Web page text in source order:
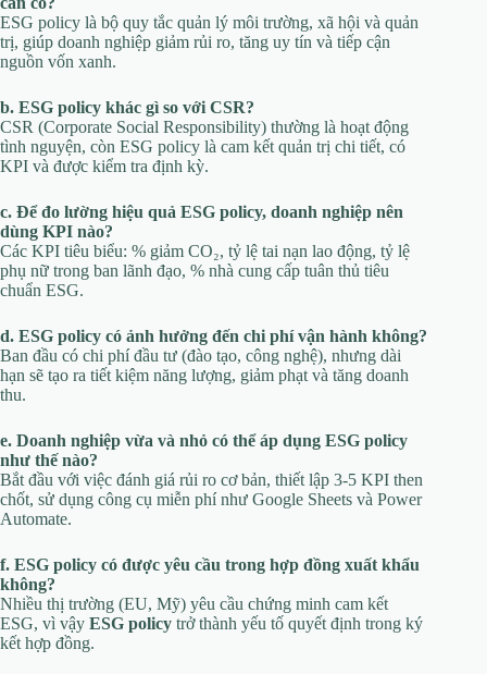
ESG policy là bộ quy tắc quản lý môi trường, xã hội và quản
trị, giúp doanh nghiệp giảm rủi ro, tăng uy tín và tiếp cận
nguồn vốn xanh.
b. ESG policy khác gì so với CSR?
CSR (Corporate Social Responsibility) thường là hoạt động
tình nguyện, còn ESG policy là cam kết quản trị chi tiết, có
KPI và được kiểm tra định kỳ.
c. Để đo lường hiệu quả ESG policy, doanh nghiệp nên
dùng KPI nào?
Các KPI tiêu biểu: % giảm CO₂, tỷ lệ tai nạn lao động, tỷ lệ
phụ nữ trong ban lãnh đạo, % nhà cung cấp tuân thủ tiêu
chuẩn ESG.
d. ESG policy có ảnh hưởng đến chi phí vận hành không?
Ban đầu có chi phí đầu tư (đào tạo, công nghệ), nhưng dài
hạn sẽ tạo ra tiết kiệm năng lượng, giảm phạt và tăng doanh
thu.
e. Doanh nghiệp vừa và nhỏ có thể áp dụng ESG policy
như thế nào?
Bắt đầu với việc đánh giá rủi ro cơ bản, thiết lập 3-5 KPI then
chốt, sử dụng công cụ miễn phí như Google Sheets và Power
Automate.
f. ESG policy có được yêu cầu trong hợp đồng xuất khẩu
không?
Nhiều thị trường (EU, Mỹ) yêu cầu chứng minh cam kết
ESG, vì vậy ESG policy trở thành yếu tố quyết định trong ký
kết hợp đồng.